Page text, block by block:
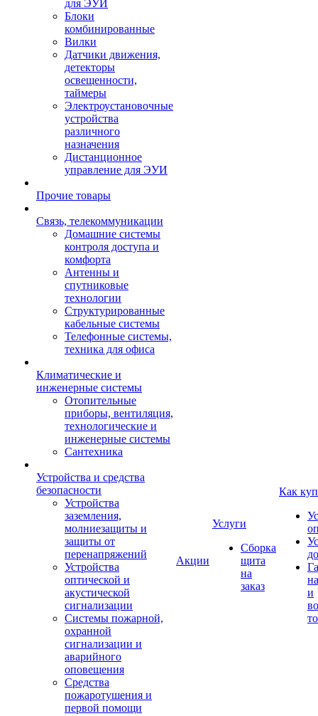
для ЭУИ
Блоки
комбинированные
Вилки
Датчики движения,
детекторы
освещенности,
таймеры
Электроустановочные
устройства
различного
назначения
Дистанционное
управление для ЭУИ
Прочие товары
Связь, телекоммуникации
Домашние системы
контроля доступа и
комфорта
Антенны и
спутниковые
технологии
Структурированные
кабельные системы
Телефонные системы,
техника для офиса
Климатические и
инженерные системы
Отопительные
приборы, вентиляция,
технологические и
инженерные системы
Сантехника
Устройства и средства
безопасности
Устройства
заземления,
молниезащиты и
защиты от
перенапряжений
Устройства
оптической и
акустической
сигнализации
Системы пожарной,
охранной
сигнализации и
аварийного
оповещения
Средства
пожаротушения и
первой помощи
Акции
Услуги
Сборка
щита
на
заказ
Как
и